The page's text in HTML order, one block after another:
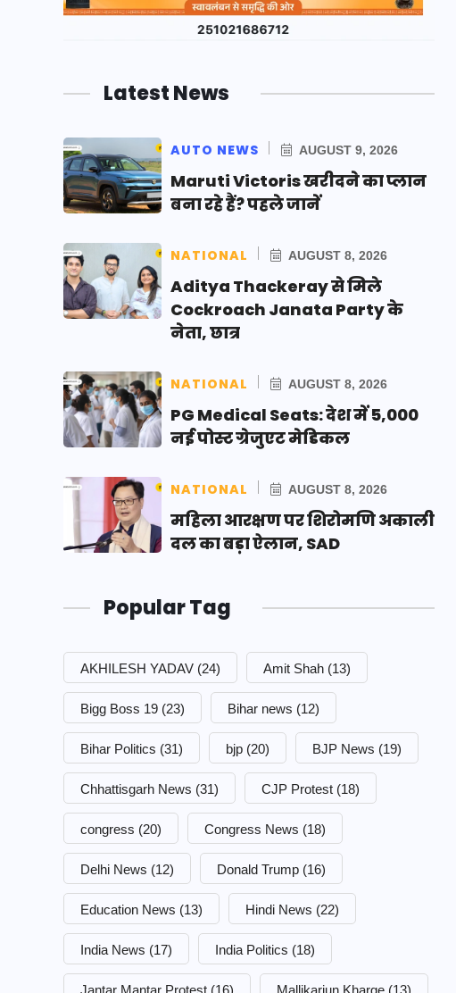
Latest News
AUTO NEWS AUGUST 9, 2026
Maruti Victoris खरीदने का प्लान
बना रहे हैं? पहले जानें
NATIONAL AUGUST 8, 2026
Aditya Thackeray से मिले
Cockroach Janata Party के
नेता, छात्र
NATIONAL AUGUST 8, 2026
PG Medical Seats: देश में 5,000
नई पोस्ट ग्रेजुएट मेडिकल
NATIONAL AUGUST 8, 2026
महिला आरक्षण पर शिरोमणि अकाली
दल का बड़ा ऐलान, SAD
Popular Tag
AKHILESH YADAV (24) Amit Shah (13)
Bigg Boss 19 (23) Bihar news (12)
Bihar Politics (31) bjp (20) BJP News (19)
Chhattisgarh News (31) CJP Protest (18)
congress (20) Congress News (18)
Delhi News (12) Donald Trump (16)
Education News (13) Hindi News (22)
India News (17) India Politics (18)
Jantar Mantar Protest (16) Mallikarjun Kharge (13)